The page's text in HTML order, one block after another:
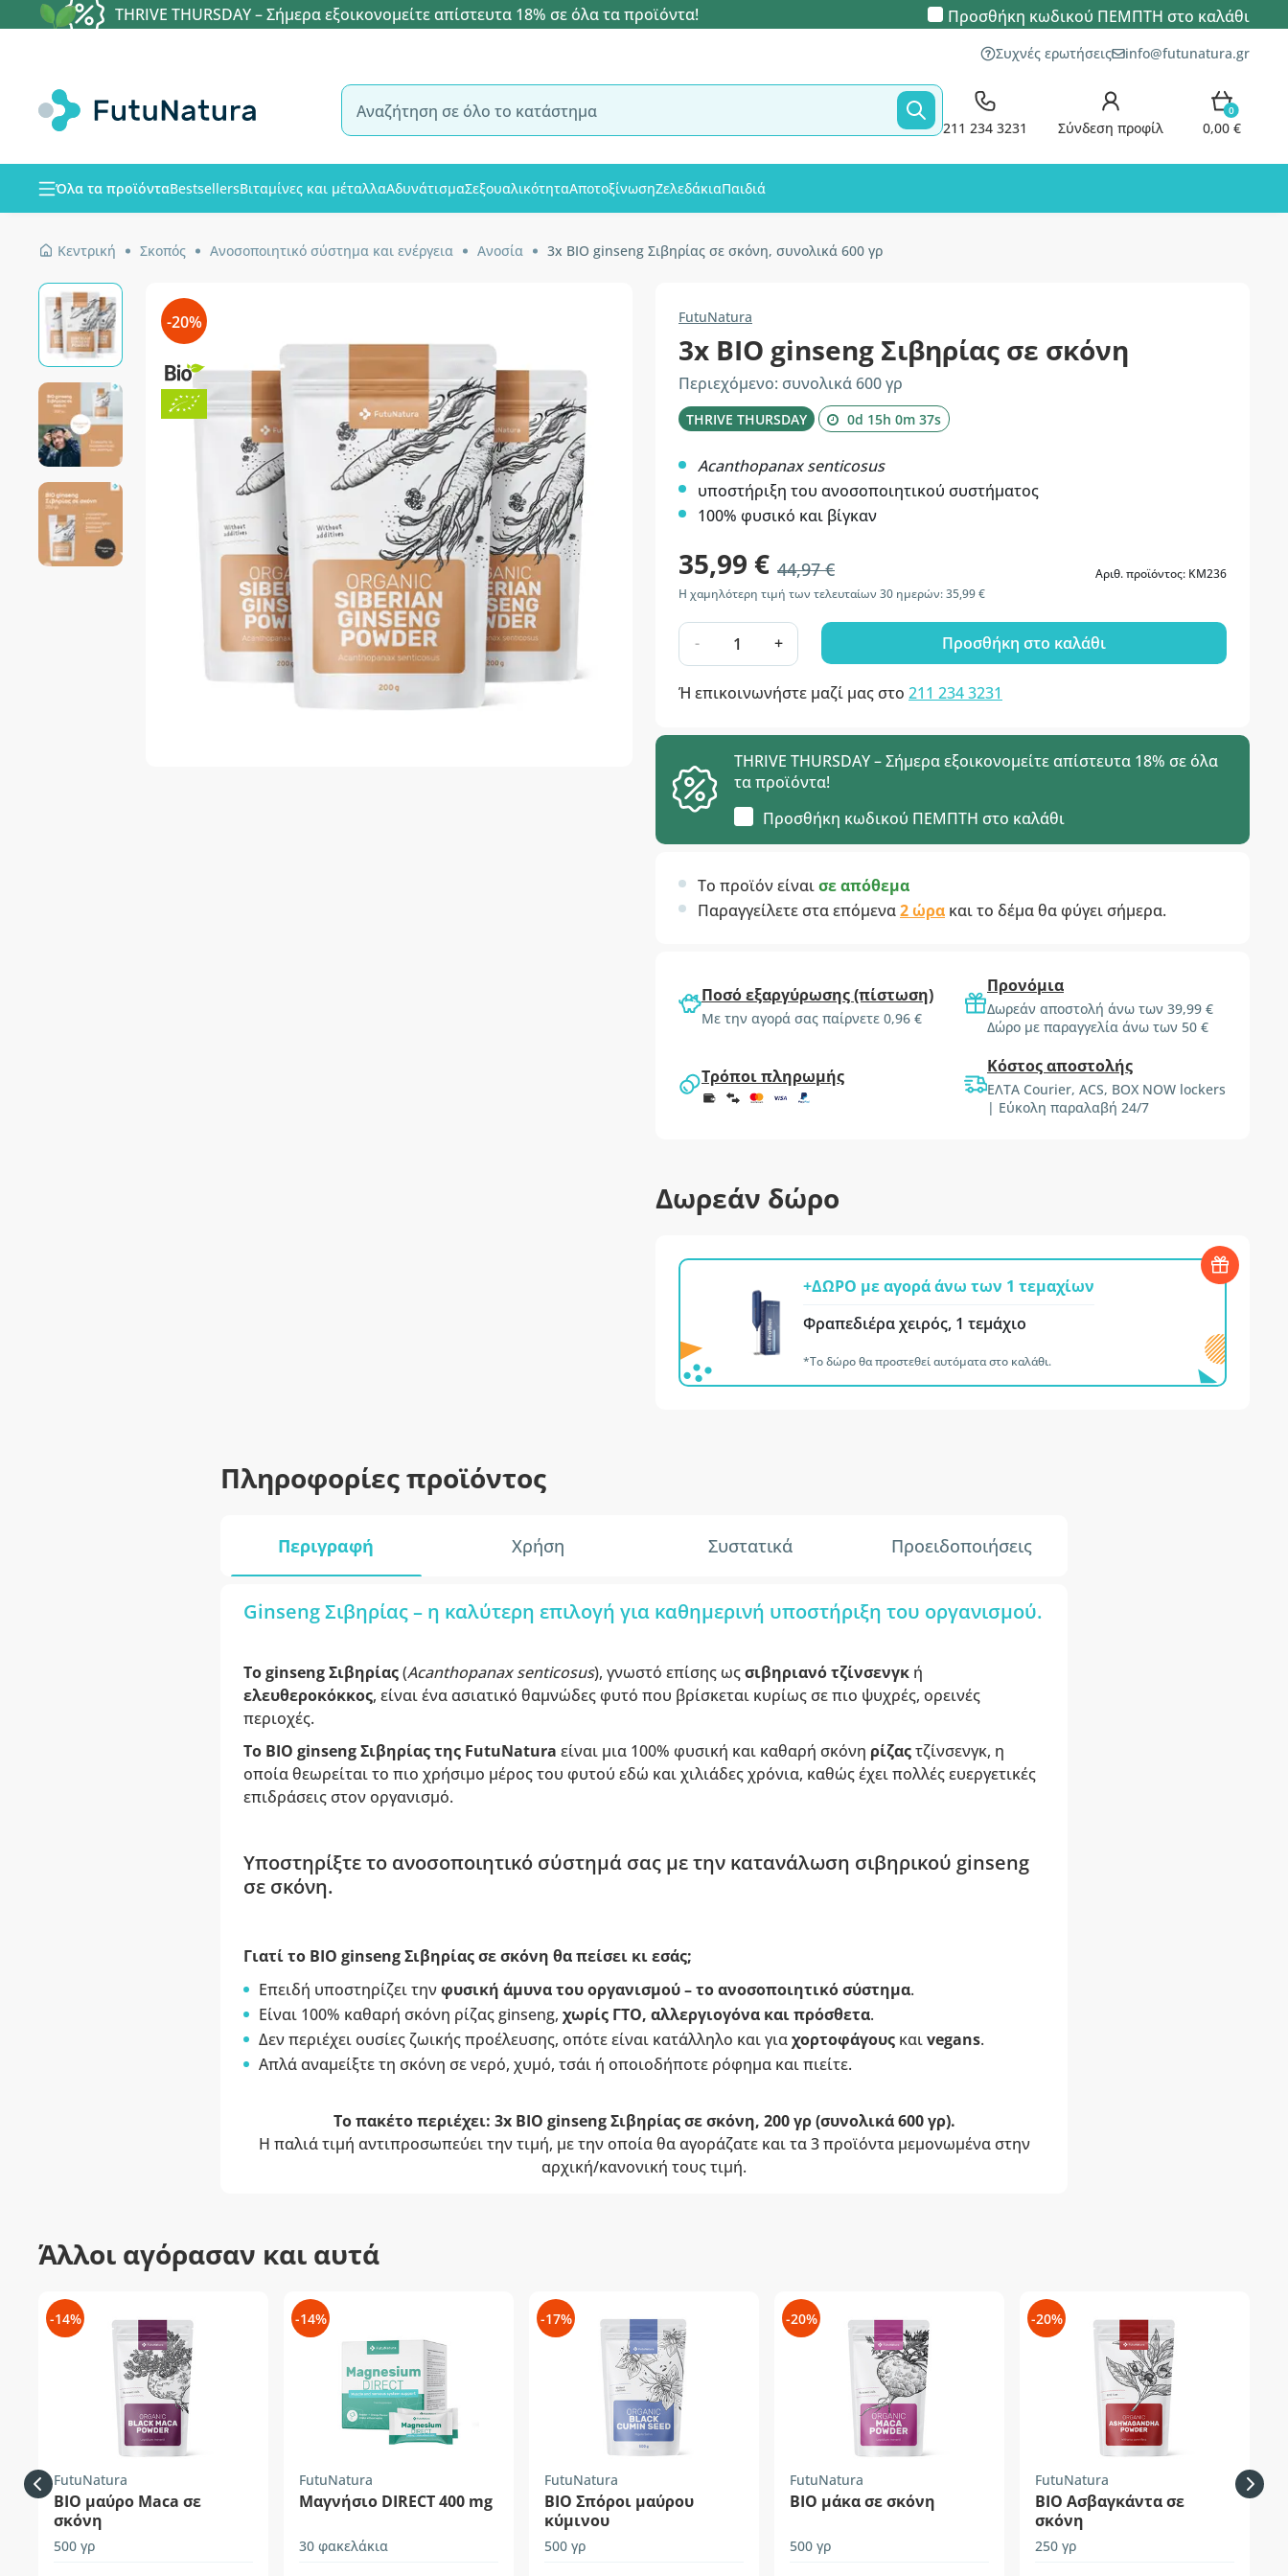
THRIVE THURSDAY – Σήμερα εξοικονομείτε απίστευτα 18% σε όλα τα προϊόντα! Προσθήκη κωδικού ΠΕΜΠΤΗ στο καλάθι
Συχνές ερωτήσεις info@futunatura.gr
211 234 3231 Σύνδεση προφίλ
0
0,00 €
Όλα τα προϊόνταBestsellersΒιταμίνες και μέταλλαΑδυνάτισμαΣεξουαλικότηταΑποτοξίνωσηΖελεδάκιαΠαιδιά
Κεντρική Σκοπός Ανοσοποιητικό σύστημα και ενέργεια Ανοσία 3x ΒΙΟ ginseng Σιβηρίας σε σκόνη, συνολικά 600 γρ
-20% FutuNatura
3x ΒΙΟ ginseng Σιβηρίας σε σκόνη
Περιεχόμενο: συνολικά 600 γρ
THRIVE THURSDAY 0d 15h 0m 36s
Acanthopanax senticosus
υποστήριξη του ανοσοποιητικού συστήματος
100% φυσικό και βίγκαν
35,99 € 44,97 €
Αριθ. προϊόντος: KM236
Η χαμηλότερη τιμή των τελευταίων 30 ημερών: 35,99 €
- + Προσθήκη στο καλάθι
Ή επικοινωνήστε μαζί μας στο 211 234 3231
THRIVE THURSDAY – Σήμερα εξοικονομείτε απίστευτα 18% σε όλα
τα προϊόντα!
Προσθήκη κωδικού ΠΕΜΠΤΗ στο καλάθι
Το προϊόν είναισε απόθεμα
Παραγγείλετε στα επόμενα2 ώρα και το δέμα θα φύγει σήμερα.
Ποσό εξαργύρωσης (πίστωση)
Με την αγορά σας παίρνετε 0,96 €
Προνόμια
Δωρεάν αποστολή άνω των 39,99 €
Δώρο με παραγγελία άνω των 50 €
Τρόποι πληρωμής Κόστος αποστολής
ΕΛΤΑ Courier, ACS, BOX NOW lockers
| Εύκολη παραλαβή 24/7
Δωρεάν δώρο
+ΔΩΡΟ με αγορά άνω των 1 τεμαχίων
Φραπεδιέρα χειρός, 1 τεμάχιο
*Το δώρο θα προστεθεί αυτόματα στο καλάθι.
Πληροφορίες προϊόντος
Περιγραφή Χρήση Συστατικά Προειδοποιήσεις
Ginseng Σιβηρίας – η καλύτερη επιλογή για καθημερινή υποστήριξη του οργανισμού.
Το ginseng Σιβηρίας(Acanthopanax senticosus), γνωστό επίσης ωςσιβηριανό τζίνσενγκ ή
ελευθεροκόκκος, είναι ένα ασιατικό θαμνώδες φυτό που βρίσκεται κυρίως σε πιο ψυχρές, ορεινές
περιοχές.
Το ΒΙΟ ginseng Σιβηρίας της FutuNatura είναι μια 100% φυσική και καθαρή σκόνη ρίζαςτζίνσενγκ, η
οποία θεωρείται το πιο χρήσιμο μέρος του φυτού εδώ και χιλιάδες χρόνια, καθώς έχει πολλές ευεργετικές
επιδράσεις στον οργανισμό.
Υποστηρίξτε το ανοσοποιητικό σύστημά σας με την κατανάλωση σιβηρικού ginseng
σε σκόνη.
Γιατί το ΒΙΟ ginseng Σιβηρίας σε σκόνη θα πείσει κι εσάς;
Επειδή υποστηρίζει τηνφυσική άμυνα του οργανισμού – το ανοσοποιητικό σύστημα.
Είναι 100% καθαρή σκόνη ρίζας ginseng, χωρίς ΓΤΟ, αλλεργιογόνα και πρόσθετα.
Δεν περιέχει ουσίες ζωικής προέλευσης, οπότε είναι κατάλληλο και γιαχορτοφάγους καιvegans.
Απλά αναμείξτε τη σκόνη σε νερό, χυμό, τσάι ή οποιοδήποτε ρόφημα και πιείτε.
Το πακέτο περιέχει: 3x ΒΙΟ ginseng Σιβηρίας σε σκόνη, 200 γρ (συνολικά 600 γρ).
Η παλιά τιμή αντιπροσωπεύει την τιμή, με την οποία θα αγοράζατε και τα 3 προϊόντα μεμονωμένα στην
αρχική/κανονική τους τιμή.
Άλλοι αγόρασαν και αυτά
-14%
FutuNatura
BIO μαύρο Maca σε
σκόνη
500 γρ
-14%
FutuNatura
Μαγνήσιο DIRECT 400 mg
30 φακελάκια
-17%
FutuNatura
BIO Σπόροι μαύρου
κύμινου
500 γρ
-20%
FutuNatura
BIO μάκα σε σκόνη
500 γρ
-20%
FutuNatura
BIO Ασβαγκάντα σε
σκόνη
250 γρ